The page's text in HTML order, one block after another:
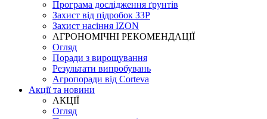
Програма дослідження ґрунтів
Захист від підробок ЗЗР
Захист насіння IZON
АГРОНОМІЧНІ РЕКОМЕНДАЦІЇ
Огляд
Поради з вирощування
Результати випробувань
Агропоради від Corteva
Акції та новини
АКЦІЇ
Огляд